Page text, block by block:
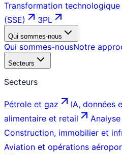
Transformation technologique
(SSE)
3PL
Qui sommes-nous
Qui sommes-nousNotre
Secteurs
Secteurs
Pétrole et gaz IA, données
alimentaire et retail
Construction, immobilier et
Aviation et opérations